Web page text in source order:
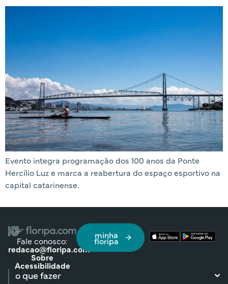
Evento integra programação dos 100 anos da Ponte
Hercílio Luz e marca a reabertura do espaço esportivo na
capital catarinense.
Fale conosco:
redacao@floripa.com
Sobre
Acessibilidade
minha
floripa
o que fazer